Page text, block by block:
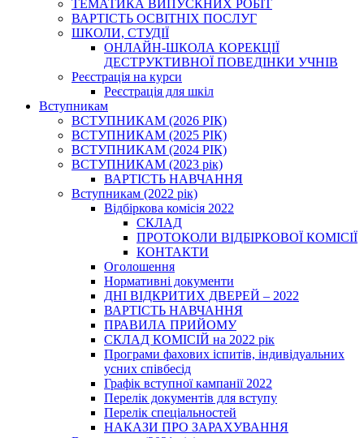
ТЕМАТИКА ВИПУСКНИХ РОБІТ
ВАРТІСТЬ ОСВІТНІХ ПОСЛУГ
ШКОЛИ, СТУДІЇ
ОНЛАЙН-ШКОЛА КОРЕКЦІЇ
ДЕСТРУКТИВНОЇ ПОВЕДІНКИ УЧНІВ
Реєстрація на курси
Реєстрація для шкіл
Вступникам
ВСТУПНИКАМ (2026 РІК)
ВСТУПНИКАМ (2025 РІК)
ВСТУПНИКАМ (2024 РІК)
ВСТУПНИКАМ (2023 рік)
ВАРТІСТЬ НАВЧАННЯ
Вступникам (2022 рік)
Відбіркова комісія 2022
СКЛАД
ПРОТОКОЛИ ВІДБІРКОВОЇ КОМІСІЇ
КОНТАКТИ
Оголошення
Нормативні документи
ДНІ ВІДКРИТИХ ДВЕРЕЙ – 2022
ВАРТІСТЬ НАВЧАННЯ
ПРАВИЛА ПРИЙОМУ
СКЛАД КОМІСІЙ на 2022 рік
Програми фахових іспитів, індивідуальних
усних співбесід
Графік вступної кампанії 2022
Перелік документів для вступу
Перелік спеціальностей
НАКАЗИ ПРО ЗАРАХУВАННЯ